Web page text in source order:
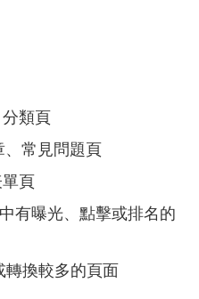
類頁
、常見問題頁
頁
中有曝光、點擊或排名的
轉換較多的頁面